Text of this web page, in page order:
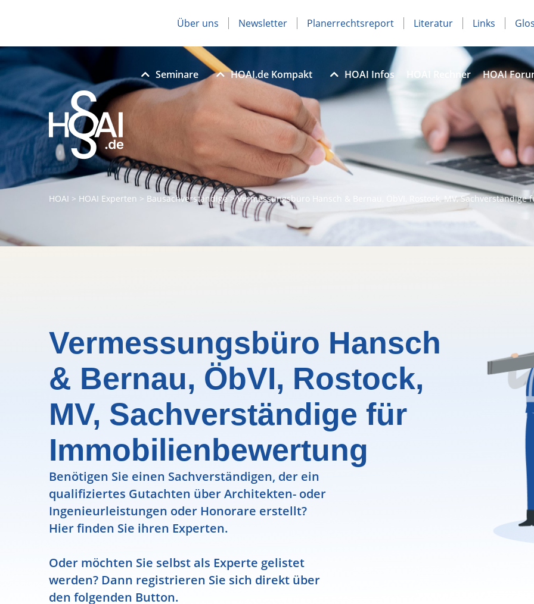
Über uns Newsletter Planerrechtsreport Literatur Links
Seminare HOAI.de Kompakt HOAI Infos HOAI Rechner HOAI
HOAI > HOAI Experten > Bausachverständige>Vermessungsbüro Hansch & Bernau, ÖbVI, Rostock, MV,
Vermessungsbüro Hansch
& Bernau, ÖbVI, Rostock,
MV, Sachverständige für
Immobilienbewertung
Benötigen Sie einen Sachverständigen, der ein
qualifiziertes Gutachten über Architekten- oder
Ingenieurleistungen oder Honorare erstellt?
Hier finden Sie ihren Experten.
Oder möchten Sie selbst als Experte gelistet
werden? Dann registrieren Sie sich direkt über
den folgenden Button.